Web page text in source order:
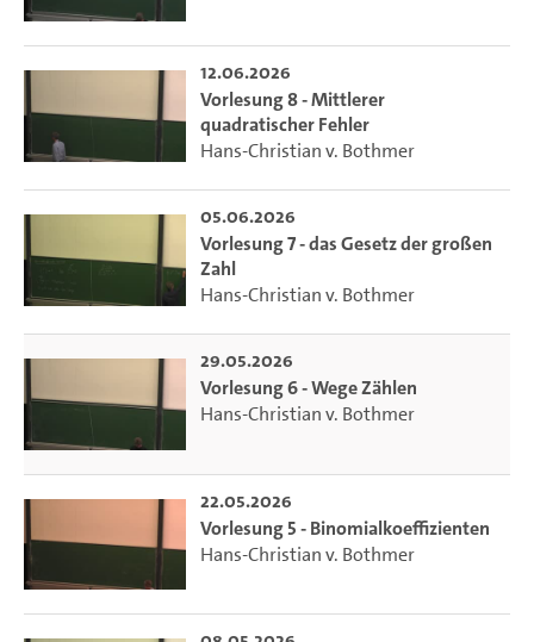
12.06.2026
Vorlesung 8 - Mittlerer
quadratischer Fehler
Hans-Christian v. Bothmer
05.06.2026
Vorlesung 7 - das Gesetz der großen
Zahl
Hans-Christian v. Bothmer
29.05.2026
Vorlesung 6 - Wege Zählen
Hans-Christian v. Bothmer
22.05.2026
Vorlesung 5 - Binomialkoeffizienten
Hans-Christian v. Bothmer